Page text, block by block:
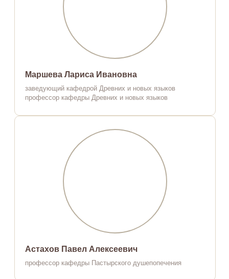
Маршева Лариса Ивановна
заведующий кафедрой Древних и новых языков
профессор кафедры Древних и новых языков
Астахов Павел Алексеевич
профессор кафедры Пастырского душепопечения